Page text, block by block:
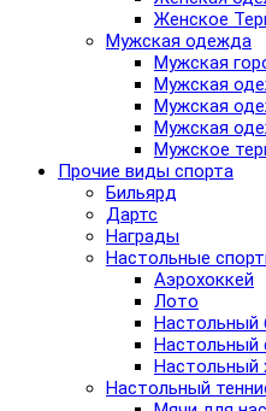
Женское
Мужская одежда
Мужская
Мужская
Мужская
Мужская
Мужское
Прочие виды спорта
Бильярд
Дартс
Награды
Настольные
Аэрохоккей
Лото
Настольный
Настольный
Настольный
Настольный